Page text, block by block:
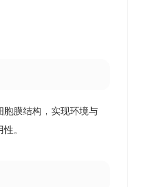
胞膜结构，实现环境与
。